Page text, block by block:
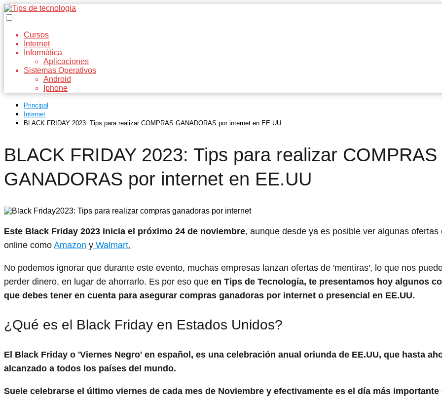
Cursos
Internet
Informática
Aplicaciones
Sistemas Operativos
Android
Iphone
Principal
Internet
BLACK FRIDAY 2023: Tips para realizar COMPRAS GANADORAS por internet en EE.UU
BLACK FRIDAY 2023: Tips para realizar COMPRAS
GANADORAS por internet en EE.UU
Este Black Friday 2023 inicia el próximo 24 de noviembre, aunque desde ya es posible ver algunas ofertas
online como Amazon y Walmart.
No podemos ignorar que durante este evento, muchas empresas lanzan ofertas de 'mentiras', lo que nos
perder dinero, en lugar de ahorrarlo. Es por eso que en Tips de Tecnología, te presentamos hoy algunos
que debes tener en cuenta para asegurar compras ganadoras por internet o presencial en EE.UU.
¿Qué es el Black Friday en Estados Unidos?
El Black Friday o 'Viernes Negro' en español, es una celebración anual oriunda de EE.UU, que hasta
alcanzado a todos los países del mundo.
Suele celebrarse el último viernes de cada mes de Noviembre y efectivamente es el día más importante